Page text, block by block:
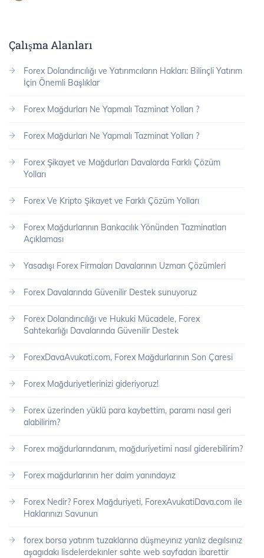
Çalışma Alanları
Forex Dolandırıcılığı ve Yatırımcıların Hakları: Bilinçli Yatırım
İçin Önemli Başlıklar
Forex Mağdurları Ne Yapmalı Tazminat Yolları ?
Forex Mağdurları Ne Yapmalı Tazminat Yolları ?
Forex Şikayet ve Mağdurları Davalarda Farklı Çözüm
Yolları
Forex Ve Kripto Şikayet ve Farklı Çözüm Yolları
Forex Mağdurlarının Bankacılık Yönünden Tazminatları
Açıklaması
Yasadışı Forex Firmaları Davalarının Uzman Çözümleri
Forex Davalarında Güvenilir Destek sunuyoruz
Forex Dolandırıcılığı ve Hukuki Mücadele, Forex
Sahtekarlığı Davalarında Güvenilir Destek
ForexDavaAvukati.com, Forex Mağdurlarının Son Çaresi
Forex Mağduriyetlerinizi gideriyoruz!
Forex üzerinden yüklü para kaybettim, paramı nasıl geri
alabilirim?
Forex mağdurlarındanım, mağduriyetimi nasıl giderebilirim?
Forex mağdurlarının her daim yanındayız
Forex Nedir? Forex Mağduriyeti, ForexAvukatiDava.com ile
Haklarınızı Savunun
forex borsa yatırım tuzaklarına düşmeyınız yanlız degılsınız
aşagıdakı lisdelerdekınler sahte web sayfadan ibarettir